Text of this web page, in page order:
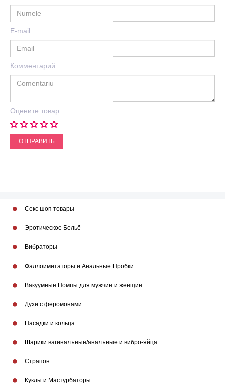
E-mail:
Комментарий:
Оцените товар
ОТПРАВИТЬ
Секс шоп товары
Эротическое Бельё
Вибраторы
Фаллоимитаторы и Анальные Пробки
Вакуумные Помпы для мужчин и женщин
Духи с феромонами
Насадки и кольца
Шарики вагиналъные/аналъные и вибро-яйца
Страпон
Куклы и Мастурбаторы